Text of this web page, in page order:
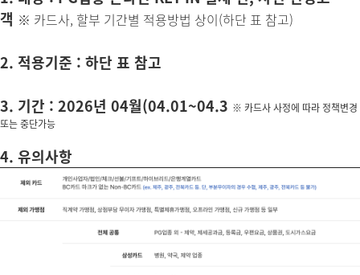
객 ※ 카드사, 할부 기간별 적용방법 상이(하단 표 참고)
2. 적용기준 : 하단 표 참고
3. 기간 : 2026년 04월(04.01~04.3 ※ 카드사 사정에 따라 정책변경
또는 중단가능
4. 유의사항